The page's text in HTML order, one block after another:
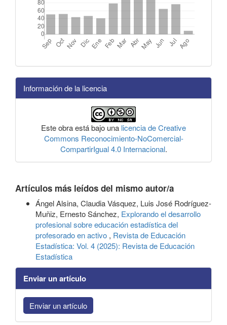
Información de la licencia
Este obra está bajo una licencia de Creative
Commons Reconocimiento-NoComercial-
CompartirIgual 4.0 Internacional.
Artículos más leídos del mismo autor/a
Ángel Alsina, Claudia Vásquez, Luis José Rodríguez-
Muñiz, Ernesto Sánchez, Explorando el desarrollo
profesional sobre educación estadística del
profesorado en activo , Revista de Educación
Estadística: Vol. 4 (2025): Revista de Educación
Estadística
Enviar un artículo
Enviar un artículo